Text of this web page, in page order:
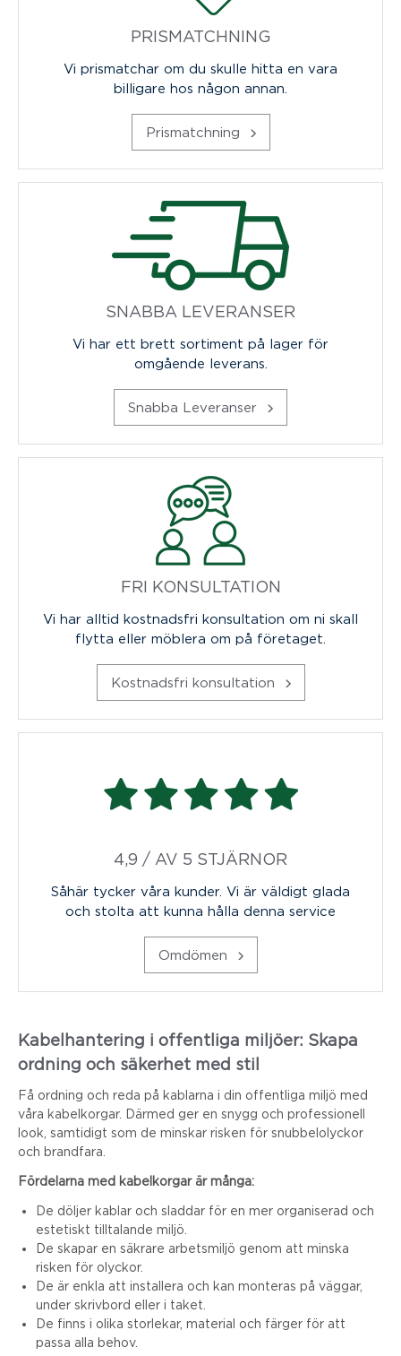
PRISMATCHNING
Vi prismatchar om du skulle hitta en vara
billigare hos någon annan.
Prismatchning
SNABBA LEVERANSER
Vi har ett brett sortiment på lager för
omgående leverans.
Snabba Leveranser
FRI KONSULTATION
Vi har alltid kostnadsfri konsultation om ni skall
flytta eller möblera om på företaget.
Kostnadsfri konsultation
4,9 / AV 5 STJÄRNOR
Såhär tycker våra kunder. Vi är väldigt glada
och stolta att kunna hålla denna service
Omdömen
Kabelhantering i offentliga miljöer: Skapa
ordning och säkerhet med stil
Få ordning och reda på kablarna i din offentliga miljö med
våra kabelkorgar. Därmed ger en snygg och professionell
look, samtidigt som de minskar risken för snubbelolyckor
och brandfara.
Fördelarna med kabelkorgar är många:
De döljer kablar och sladdar för en mer organiserad och
estetiskt tilltalande miljö.
De skapar en säkrare arbetsmiljö genom att minska
risken för olyckor.
De är enkla att installera och kan monteras på väggar,
under skrivbord eller i taket.
De finns i olika storlekar, material och färger för att
passa alla behov.